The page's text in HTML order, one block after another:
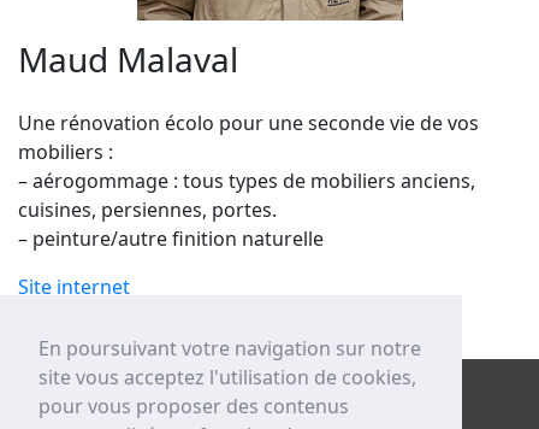
En poursuivant votre navigation sur notre
site vous acceptez l'utilisation de cookies,
pour vous proposer des contenus
Maud Malaval
Une rénovation écolo pour une seconde vie de vos
mobiliers :
– aérogommage : tous types de mobiliers anciens,
cuisines, persiennes, portes.
– peinture/autre finition naturelle
Site internet